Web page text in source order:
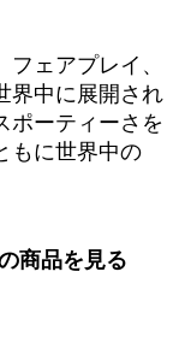
ェアプレイ、
界中に展開され
ポーティーさを
もに世界中の
商品を見る